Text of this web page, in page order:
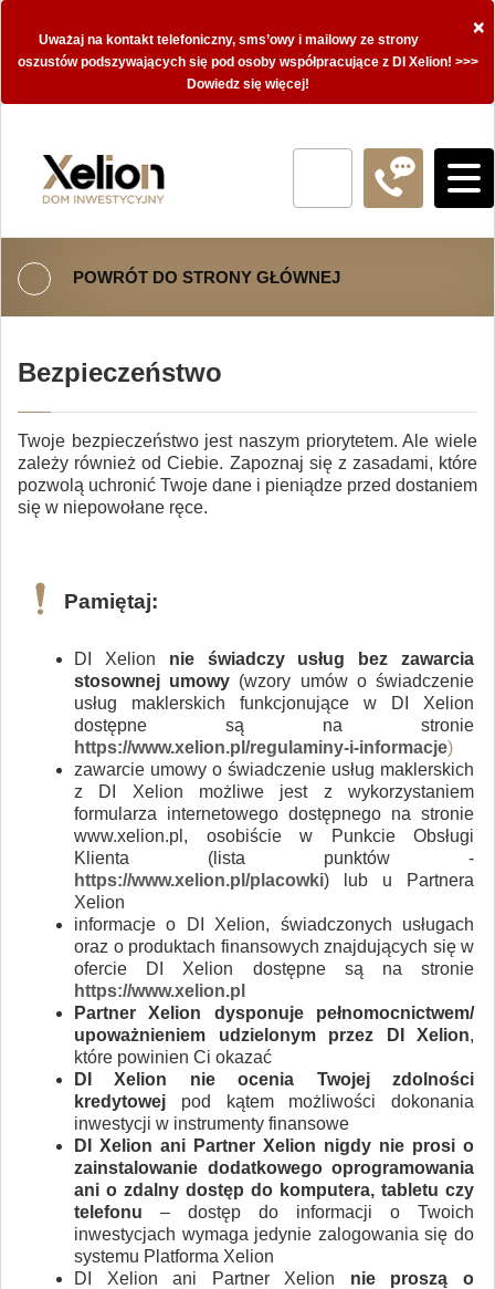
×
Uważaj na kontakt telefoniczny, sms’owy i mailowy ze strony
oszustów podszywających się pod osoby współpracujące z DI Xelion! >>>
Dowiedz się więcej!
POWRÓT DO STRONY GŁÓWNEJ
Bezpieczeństwo
Twoje bezpieczeństwo jest naszym priorytetem. Ale wiele
zależy również od Ciebie. Zapoznaj się z zasadami, które
pozwolą uchronić Twoje dane i pieniądze przed dostaniem
się w niepowołane ręce.
Pamiętaj:
DI Xelion nie świadczy usług bez zawarcia
stosownej umowy (wzory umów o świadczenie
usług maklerskich funkcjonujące w DI Xelion
dostępne są na stronie
https://www.xelion.pl/regulaminy-i-informacje)
zawarcie umowy o świadczenie usług maklerskich
z DI Xelion możliwe jest z wykorzystaniem
formularza internetowego dostępnego na stronie
www.xelion.pl, osobiście w Punkcie Obsługi
Klienta (lista punktów -
https://www.xelion.pl/placowki) lub u Partnera
Xelion
informacje o DI Xelion, świadczonych usługach
oraz o produktach finansowych znajdujących się w
ofercie DI Xelion dostępne są na stronie
https://www.xelion.pl
Partner Xelion dysponuje pełnomocnictwem/
upoważnieniem udzielonym przez DI Xelion,
które powinien Ci okazać
DI Xelion nie ocenia Twojej zdolności
kredytowej pod kątem możliwości dokonania
inwestycji w instrumenty finansowe
DI Xelion ani Partner Xelion nigdy nie prosi o
zainstalowanie dodatkowego oprogramowania
ani o zdalny dostęp do komputera, tabletu czy
telefonu – dostęp do informacji o Twoich
inwestycjach wymaga jedynie zalogowania się do
systemu Platforma Xelion
DI Xelion ani Partner Xelion nie proszą o